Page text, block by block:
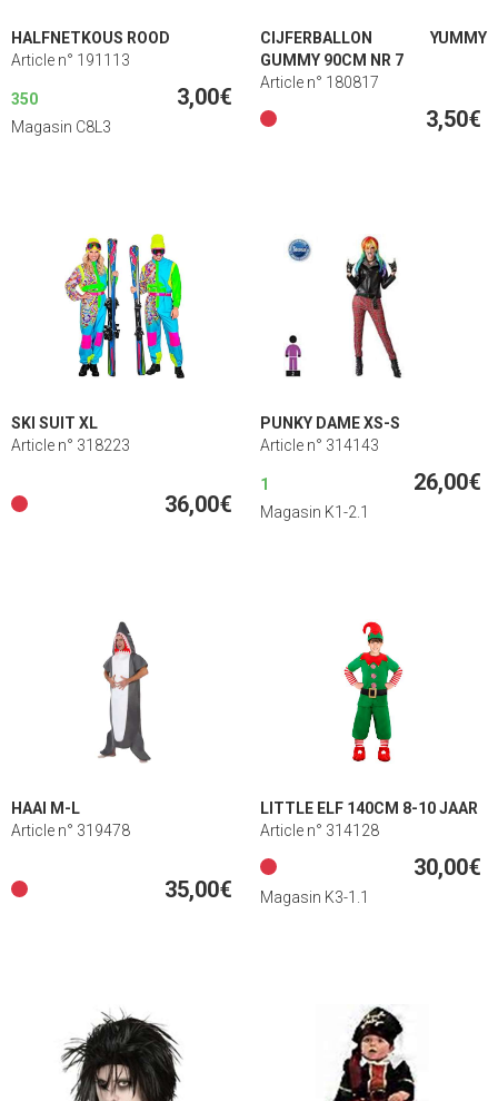
HALFNETKOUS ROOD
Article n° 191113
350 3,00€
Magasin C8L3
CIJFERBALLON YUMMY
GUMMY 90CM NR 7
Article n° 180817
3,50€
SKI SUIT XL
Article n° 318223
36,00€
PUNKY DAME XS-S
Article n° 314143
1 26,00€
Magasin K1-2.1
HAAI M-L
Article n° 319478
35,00€
LITTLE ELF 140CM 8-10 JAAR
Article n° 314128
30,00€
Magasin K3-1.1